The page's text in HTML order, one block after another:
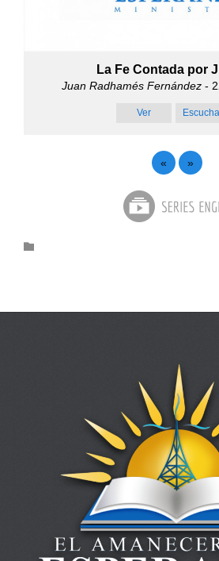
La Fe Contada por
Juan Radhamés Fernández-
Ver
« »
